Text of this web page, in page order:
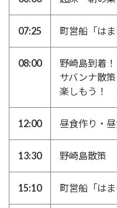
07:25 町営船「は
08:00
野崎島到着！
サバンナ散
楽しもう！
12:00 昼食作り・
13:30 野崎島散策
15:10 町営船「は